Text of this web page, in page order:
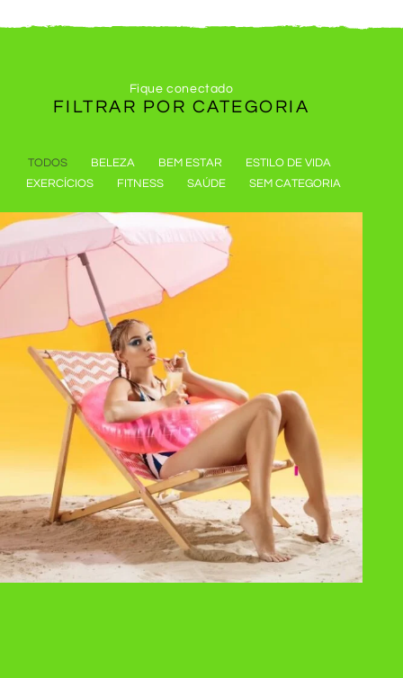
Fique conectado
FILTRAR POR CATEGORIA
TODOS BELEZA BEM ESTAR
ESTILO DE VIDA
EXERCÍCIOS
FITNESS SAÚDE SEM CATEGORIA